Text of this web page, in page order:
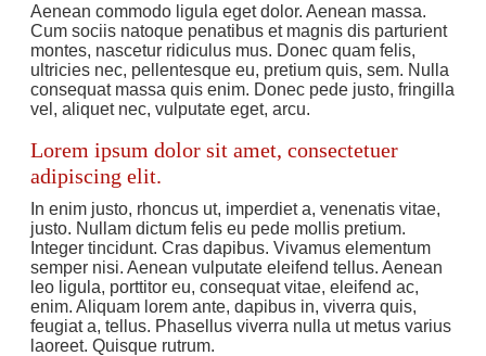
Aenean commodo ligula eget dolor. Aenean massa.
Cum sociis natoque penatibus et magnis dis parturient
montes, nascetur ridiculus mus. Donec quam felis,
ultricies nec, pellentesque eu, pretium quis, sem. Nulla
consequat massa quis enim. Donec pede justo, fringilla
vel, aliquet nec, vulputate eget, arcu.
Lorem ipsum dolor sit amet, consectetuer
adipiscing elit.
In enim justo, rhoncus ut, imperdiet a, venenatis vitae,
justo. Nullam dictum felis eu pede mollis pretium.
Integer tincidunt. Cras dapibus. Vivamus elementum
semper nisi. Aenean vulputate eleifend tellus. Aenean
leo ligula, porttitor eu, consequat vitae, eleifend ac,
enim. Aliquam lorem ante, dapibus in, viverra quis,
feugiat a, tellus. Phasellus viverra nulla ut metus varius
laoreet. Quisque rutrum.